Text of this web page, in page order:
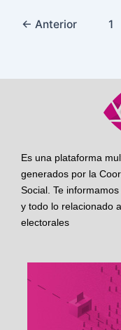
← Anterior 1
Es una plataforma
generados por la
Social. Te
y todo lo relacionado
electorales